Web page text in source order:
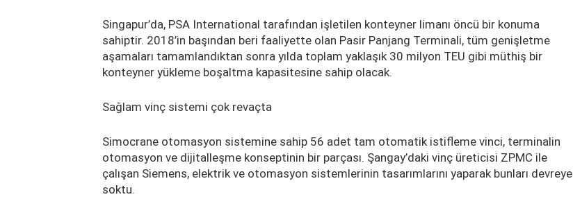
Singapur’da, PSA International tarafından işletilen konteyner limanı öncü bir konuma
sahiptir. 2018’in başından beri faaliyette olan Pasir Panjang Terminali, tüm genişletme
aşamaları tamamlandıktan sonra yılda toplam yaklaşık 30 milyon TEU gibi müthiş bir
konteyner yükleme boşaltma kapasitesine sahip olacak.
Sağlam vinç sistemi çok revaçta
Simocrane otomasyon sistemine sahip 56 adet tam otomatik istifleme vinci, terminalin
otomasyon ve dijitalleşme konseptinin bir parçası. Şangay’daki vinç üreticisi ZPMC ile
çalışan Siemens, elektrik ve otomasyon sistemlerinin tasarımlarını yaparak bunları devreye
soktu.